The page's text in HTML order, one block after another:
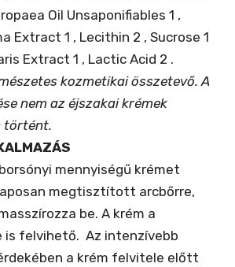
Oil Unsaponifiables 1 ,
Extract 1 , Lecithin 2 , Sucrose 1
Extract 1 , Lactic Acid 2 .
kozmetikai összetevő. A
nem az éjszakai krémek
történt.
mennyiségű krémet
megtisztított arcbőrre,
be. A krém a
is felvihető. Az intenzívebb
a krém felvitele előtt